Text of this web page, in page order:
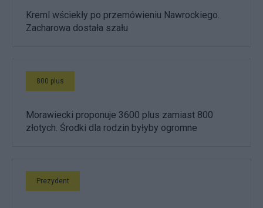
Kreml wściekły po przemówieniu Nawrockiego.
Zacharowa dostała szału
800 plus
Morawiecki proponuje 3600 plus zamiast 800
złotych. Środki dla rodzin byłyby ogromne
Prezydent